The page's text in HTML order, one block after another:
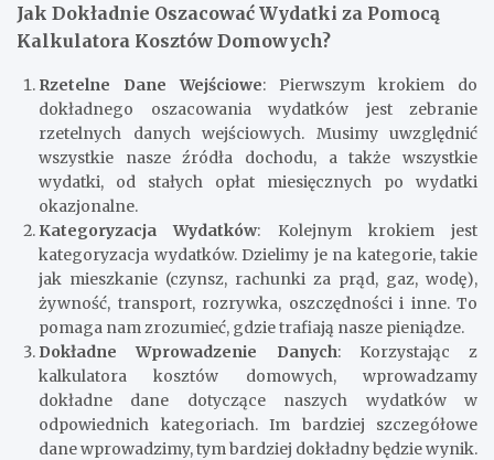
Jak Dokładnie Oszacować Wydatki za Pomocą
Kalkulatora Kosztów Domowych?
Rzetelne Dane Wejściowe: Pierwszym krokiem do
dokładnego oszacowania wydatków jest zebranie
rzetelnych danych wejściowych. Musimy uwzględnić
wszystkie nasze źródła dochodu, a także wszystkie
wydatki, od stałych opłat miesięcznych po wydatki
okazjonalne.
Kategoryzacja Wydatków: Kolejnym krokiem jest
kategoryzacja wydatków. Dzielimy je na kategorie, takie
jak mieszkanie (czynsz, rachunki za prąd, gaz, wodę),
żywność, transport, rozrywka, oszczędności i inne. To
pomaga nam zrozumieć, gdzie trafiają nasze pieniądze.
Dokładne Wprowadzenie Danych: Korzystając z
kalkulatora kosztów domowych, wprowadzamy
dokładne dane dotyczące naszych wydatków w
odpowiednich kategoriach. Im bardziej szczegółowe
dane wprowadzimy, tym bardziej dokładny będzie wynik.